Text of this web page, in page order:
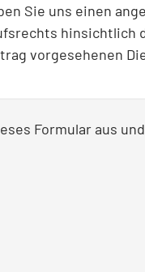
Sie uns einen
hinsichtlich
vorgesehenen
Formular aus